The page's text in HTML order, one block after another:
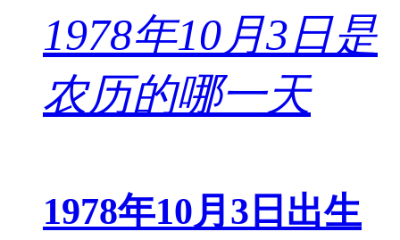
1978年10月3日出生